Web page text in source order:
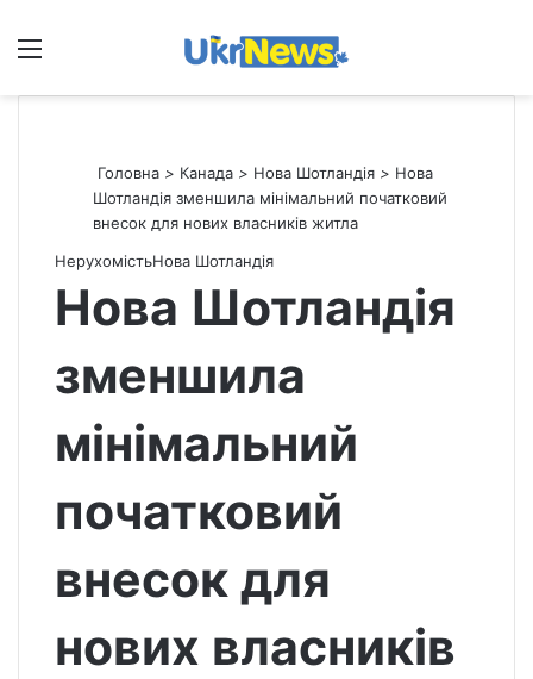
Меню
Головна > Канада > Нова Шотландія > Нова
Шотландія зменшила мінімальний початковий
внесок для нових власників житла
НерухомістьНова Шотландія
Нова Шотландія
зменшила
мінімальний
початковий
внесок для
нових власників